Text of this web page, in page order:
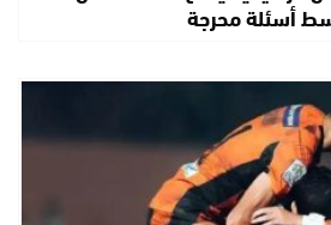
أسئلة محرجة